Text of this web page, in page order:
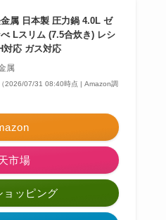
属 日本製 圧力鍋 4.0L ゼ
Lスリム (7.5合炊き) レシ
対応 ガス対応
属
（2026/07/31 08:40時点 | Amazon調
市場
ョッピング